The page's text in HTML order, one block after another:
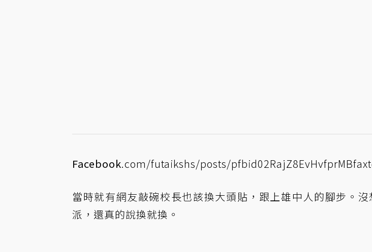
Facebook.com/futaikshs/posts/
當時就有網友敲碗校長也該換大頭貼，跟上雄中人的腳步。
派，還真的說換就換。